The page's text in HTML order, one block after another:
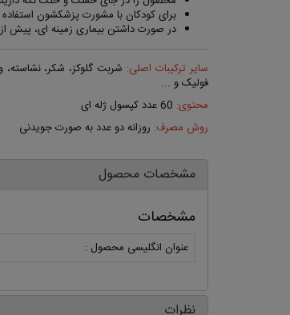
برای کودکان با مشورت پزشکشون
در صورت داشتن بیماری زمینه ای،
سایر ترکیبات اصلی:
فولیک و ...
محتوی: 60 عدد کپسول ژله ای
روش مصرف: روزانه دو عدد به صورت جویدنی
مشخصات محصول
مشخصات
عنوان انگلیسی محصول :
نظرات